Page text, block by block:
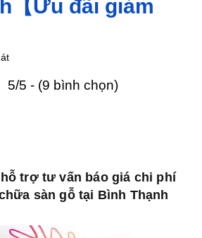
【Ưu đãi giảm
5/5 - (9 bình chọn)
trợ tư vấn báo giá chi phí
sàn gỗ tại Bình Thạnh